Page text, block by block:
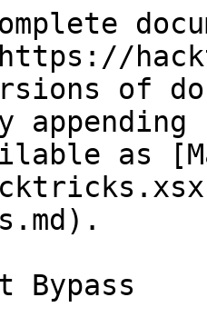
of
as
Bypass